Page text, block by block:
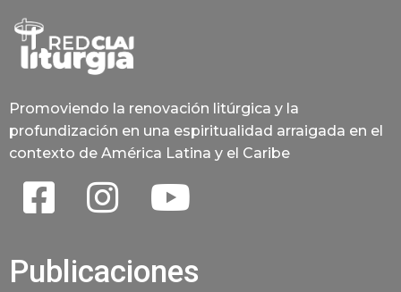
Promoviendo la renovación litúrgica y la
profundización en una espiritualidad arraigada en el
contexto de América Latina y el Caribe
Publicaciones